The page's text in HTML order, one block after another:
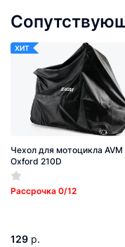
ХИТ
Чехол для мотоцикла AVM
Oxford 210D
Рассрочка 0/12
129 р.